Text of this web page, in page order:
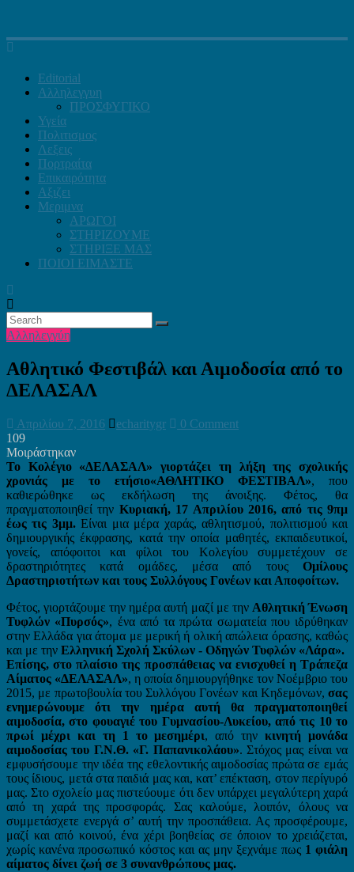
Editorial
Αλληλεγγυη
ΠΡΟΣΦΥΓΙΚΟ
Υγεία
Πολιτισμος
Λεξεις
Πορτραίτα
Επικαιρότητα
Αξιζει
Μεριμνα
ΑΡΩΓΟΙ
ΣΤΗΡΙΖΟΥΜΕ
ΣΤΗΡΙΞΕ ΜΑΣ
ΠΟΙΟΙ ΕΙΜΑΣΤΕ
Αλληλεγγύη
Αθλητικό Φεστιβάλ και Αιμοδοσία από το
ΔΕΛΑΣΑΛ
Απριλίου 7, 2016 echaritygr
0 Comment
109
Μοιράστηκαν
Το Κολέγιο «ΔΕΛΑΣΑΛ» γιορτάζει τη λήξη της σχολικής
χρονιάς με το ετήσιο«ΑΘΛΗΤΙΚΟ ΦΕΣΤΙΒΑΛ», που
καθιερώθηκε ως εκδήλωση της άνοιξης. Φέτος, θα
πραγματοποιηθεί την Κυριακή, 17 Απριλίου 2016, από τις 9πμ
έως τις 3μμ.Είναι μια μέρα χαράς, αθλητισμού, πολιτισμού και
δημιουργικής έκφρασης, κατά την οποία μαθητές, εκπαιδευτικοί,
γονείς, απόφοιτοι και φίλοι του Κολεγίου συμμετέχουν σε
δραστηριότητες κατά ομάδες, μέσα από τους Ομίλους
Δραστηριοτήτων και τους Συλλόγους Γονέων και Αποφοίτων.
Φέτος, γιορτάζουμε την ημέρα αυτή μαζί με την Αθλητική Ένωση
Τυφλών «Πυρσός», ένα από τα πρώτα σωματεία που ιδρύθηκαν
στην Ελλάδα για άτομα με μερική ή ολική απώλεια όρασης, καθώς
και με την Ελληνική Σχολή Σκύλων - Οδηγών Τυφλών «Λάρα».
Επίσης, στο πλαίσιο της προσπάθειας να ενισχυθεί η Τράπεζα
Αίματος «ΔΕΛΑΣΑΛ», η οποία δημιουργήθηκε τον Νοέμβριο του
2015, με πρωτοβουλία του Συλλόγου Γονέων και Κηδεμόνων, σας
ενημερώνουμε ότι την ημέρα αυτή θα πραγματοποιηθεί
αιμοδοσία, στο φουαγιέ του Γυμνασίου-Λυκείου, από τις 10 το
πρωί μέχρι και τη 1 το μεσημέρι, από τηνκινητή μονάδα
αιμοδοσίας του Γ.Ν.Θ. «Γ. Παπανικολάου». Στόχος μας είναι να
εμφυσήσουμε την ιδέα της εθελοντικής αιμοδοσίας πρώτα σε εμάς
τους ίδιους, μετά στα παιδιά μας και, κατ’ επέκταση, στον περίγυρό
μας. Στο σχολείο μας πιστεύουμε ότι δεν υπάρχει μεγαλύτερη χαρά
από τη χαρά της προσφοράς. Σας καλούμε, λοιπόν, όλους να
συμμετάσχετε ενεργά σ’ αυτή την προσπάθεια. Ας προσφέρουμε,
μαζί και από κοινού, ένα χέρι βοηθείας σε όποιον το χρειάζεται,
χωρίς κανένα προσωπικό κόστος και ας μην ξεχνάμε πως 1 φιάλη
αίματος δίνει ζωή σε 3 συνανθρώπους μας.